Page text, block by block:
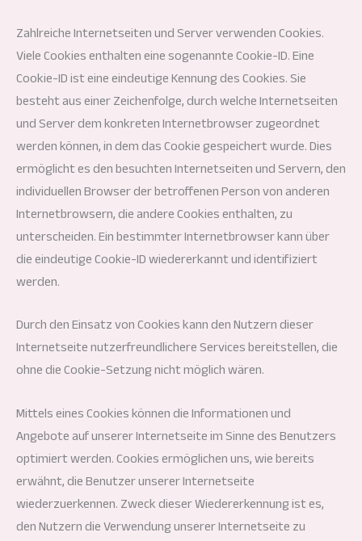
Zahlreiche Internetseiten und Server verwenden Cookies.
Viele Cookies enthalten eine sogenannte Cookie-ID. Eine
Cookie-ID ist eine eindeutige Kennung des Cookies. Sie
besteht aus einer Zeichenfolge, durch welche Internetseiten
und Server dem konkreten Internetbrowser zugeordnet
werden können, in dem das Cookie gespeichert wurde. Dies
ermöglicht es den besuchten Internetseiten und Servern, den
individuellen Browser der betroffenen Person von anderen
Internetbrowsern, die andere Cookies enthalten, zu
unterscheiden. Ein bestimmter Internetbrowser kann über
die eindeutige Cookie-ID wiedererkannt und identifiziert
werden.
Durch den Einsatz von Cookies kann den Nutzern dieser
Internetseite nutzerfreundlichere Services bereitstellen, die
ohne die Cookie-Setzung nicht möglich wären.
Mittels eines Cookies können die Informationen und
Angebote auf unserer Internetseite im Sinne des Benutzers
optimiert werden. Cookies ermöglichen uns, wie bereits
erwähnt, die Benutzer unserer Internetseite
wiederzuerkennen. Zweck dieser Wiedererkennung ist es,
den Nutzern die Verwendung unserer Internetseite zu